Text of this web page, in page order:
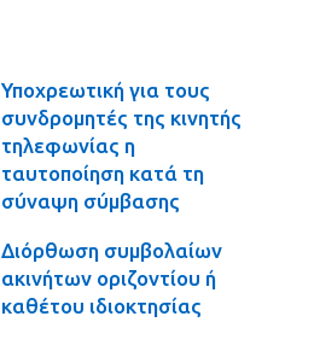
Υποχρεωτική για τους
συνδρομητές της κινητής
τηλεφωνίας η
ταυτοποίηση κατά τη
σύναψη σύμβασης
Διόρθωση συμβολαίων
ακινήτων οριζοντίου ή
καθέτου ιδιοκτησίας